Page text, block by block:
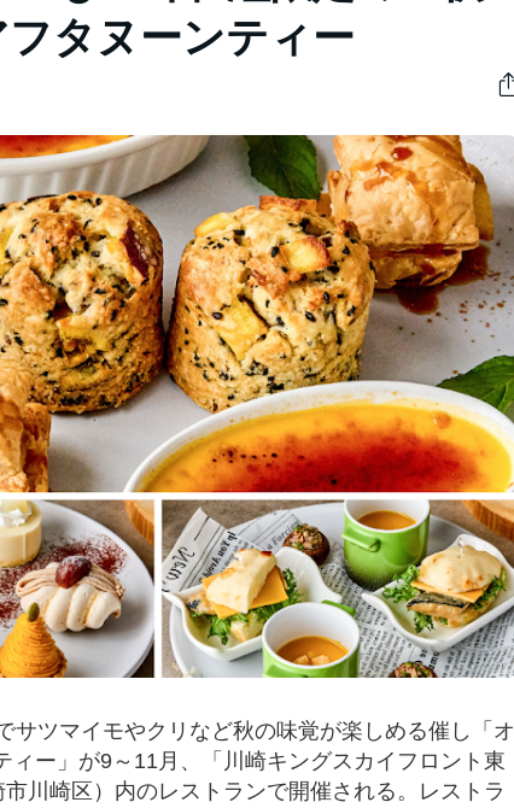
タヌーンティー
サツマイモやクリなど秋の味覚が楽しめる催し「オ
ィー」が9～11月、「川崎キングスカイフロント東
川崎区）内のレストランで開催される。レストラ